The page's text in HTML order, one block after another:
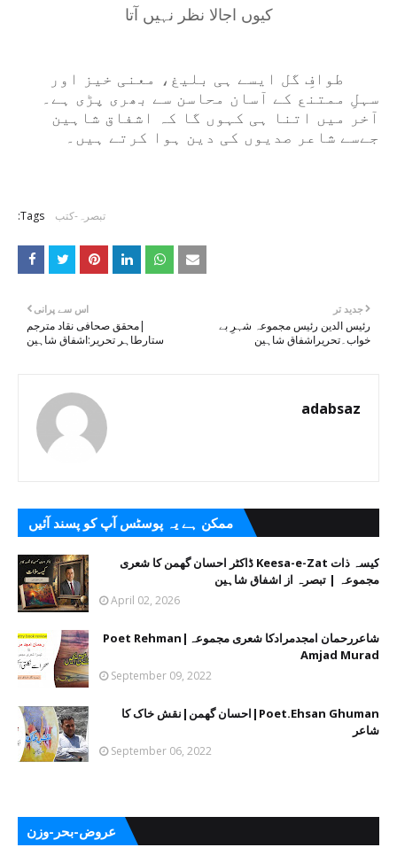
کیوں اجالا نظر نہیں آتا
طوافِ گل ایسے ہی بلیغ، معنی خیز اور
سہلِ ممتنع کے آسان محاسن سے بھری پڑی ہے۔
آخر میں اتنا ہی کہوں گا کہ اشفاق شاہین
جےسے شاعر صدیوں کی دین ہوا کرتے ہیں ۔
Tags: تبصرہ-کتب
جدید تر
رئیس الدین رئیس مجموعہ شہرِ بے
خواب۔تحریراشفاق شاہین
اس سے پرانی
|محقق صحافی نقاد مترجم
ستارطاہر تحریر:اشفاق شاہین
adabsaz
ممکن ہے یہ پوسٹس آپ کو پسند آئیں
کیسہ ذات Keesa-e-Zat ڈاکٹر احسان گھمن کا شعری
مجموعہ | تبصرہ از اشفاق شاہین
April 02, 2026
شاعررحمان امجدمرادکا شعری مجموعہ|Poet Rehman
Amjad Murad
September 09, 2022
Poet.Ehsan Ghuman|احسان گھمن|نقش خاک کا
شاعر
September 06, 2022
عروض-بحر-وزن